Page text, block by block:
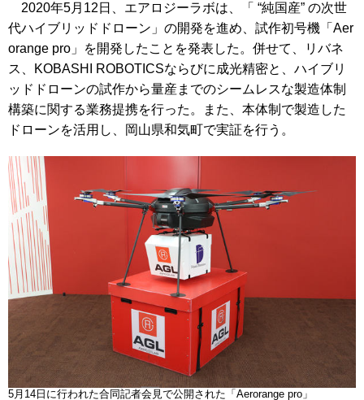
2020年5月12日、エアロジーラボは、「 “純国産” の次世
代ハイブリッドドローン」の開発を進め、試作初号機「Aer
orange pro」を開発したことを発表した。併せて、リバネ
ス、KOBASHI ROBOTICSならびに成光精密と、ハイブリ
ッドドローンの試作から量産までのシームレスな製造体制
構築に関する業務提携を行った。また、本体制で製造した
ドローンを活用し、岡山県和気町で実証を行う。
5月14日に行われた合同記者会見で公開された「Aerorange pro」